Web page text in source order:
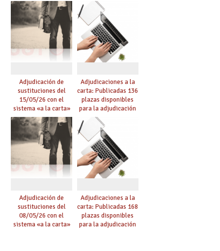
Acuerdo de Mejoras
plazo de solicitudes
Adjudicación de
sustituciones del
15/05/26 con el
sistema «a la carta»
conseguido con el
Acuerdo de Mejoras
Adjudicaciones a la
carta: Publicadas 136
plazas disponibles
para la adjudicación
de mañana y abierto
plazo de solicitudes
Adjudicación de
sustituciones del
08/05/26 con el
sistema «a la carta»
Adjudicaciones a la
carta: Publicadas 168
plazas disponibles
para la adjudicación